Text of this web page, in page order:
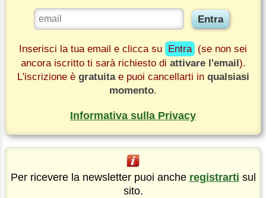
Inserisci la tua email e clicca su Entra (se non sei
ancora iscritto ti sarà richiesto di attivare l'email).
L'iscrizione è gratuitae puoi cancellarti in qualsiasi
momento.
Informativa sulla Privacy
Per ricevere la newsletter puoi anche registrarti sul
sito.